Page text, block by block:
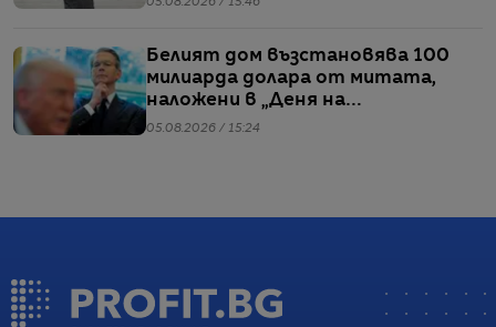
05.08.2026 / 15:46
Белият дом възстановява 100
милиарда долара от митата,
наложени в „Деня на
освобождението“
05.08.2026 / 15:24